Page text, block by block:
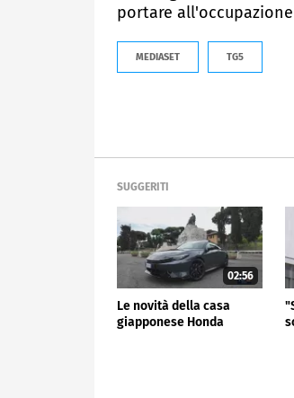
portare all'occupazione
MEDIASET TG5
SUGGERITI
02:56
Le novità della casa
giapponese Honda